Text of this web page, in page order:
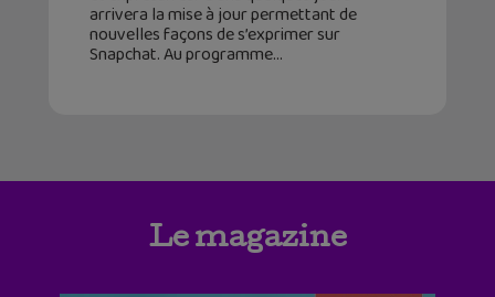
arrivera la mise à jour permettant de
nouvelles façons de s’exprimer sur
Snapchat. Au programme
Le magazine